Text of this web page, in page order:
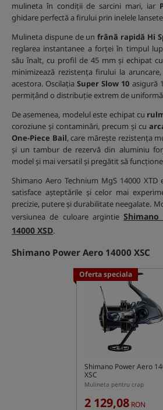
mulineta în condiții de sarcini mari, iar
ghidare perfectă a firului prin inelele
Mulineta dispune de unfrână rapidă Hi
reglarea instantanee a forței în timpul
său înalt, cu profil de 45 mm și echipat
minimizează rezistența firului la
acestora. OscilațiaSuper Slow 10 asigură
permițând o distribuție extrem de
De asemenea, modelul este echipat cu
coroziune și contaminări, precum și cu
One-Piece Bail, care mărește rezistența
și un tambur de rezervă din aluminiu
model și mai versatil și pregătit să
Shimano Aero Technium MgS 14000
satisface așteptările și celor mai
precizie, putere și durabilitate neegalate.
versiunea de culoare argintie
14000 XSD.
Shimano Power Aero 14000 XSC
Oferta speciala
Shimano Power Aero
XSC
Mulineta pentru crap
2 129,08 RON